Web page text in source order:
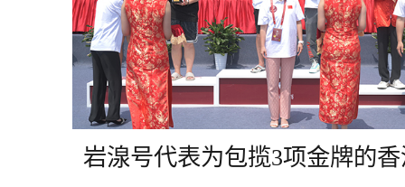
岩湶号代表为包揽3项金牌的